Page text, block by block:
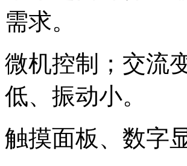
需求。
微机控制；交流
低、振动小。
触摸面板、数字